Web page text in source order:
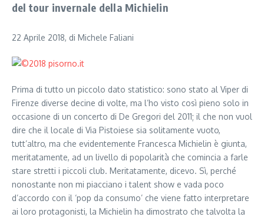
del tour invernale della Michielin
22 Aprile 2018, di Michele Faliani
Prima di tutto un piccolo dato statistico: sono stato al Viper di
Firenze diverse decine di volte, ma l’ho visto così pieno solo in
occasione di un concerto di De Gregori del 2011; il che non vuol
dire che il locale di Via Pistoiese sia solitamente vuoto,
tutt’altro, ma che evidentemente Francesca Michielin è giunta,
meritatamente, ad un livello di popolarità che comincia a farle
stare stretti i piccoli club. Meritatamente, dicevo. Sì, perché
nonostante non mi piacciano i talent show e vada poco
d’accordo con il ‘pop da consumo’ che viene fatto interpretare
ai loro protagonisti, la Michielin ha dimostrato che talvolta la